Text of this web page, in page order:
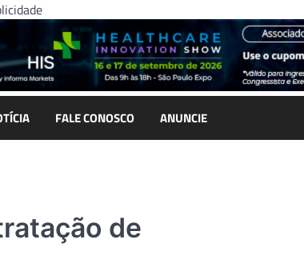
FALE CONOSCO ANUNCIE
de